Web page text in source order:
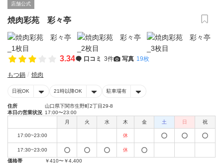
店舗公式
焼肉彩苑 彩々亭
3.34 口コミ 3件 写真 19枚
もつ鍋 焼肉
日祝OK 21時以降OK 駐車場有
住所
山口県下関市生野町2丁目29-8
本日の営業状況 17:00〜23:00
月
火 水 木 金 土 日 祝
17:00~23:00 休
17:30~23:00
休
価格帯
￥410〜￥4,400